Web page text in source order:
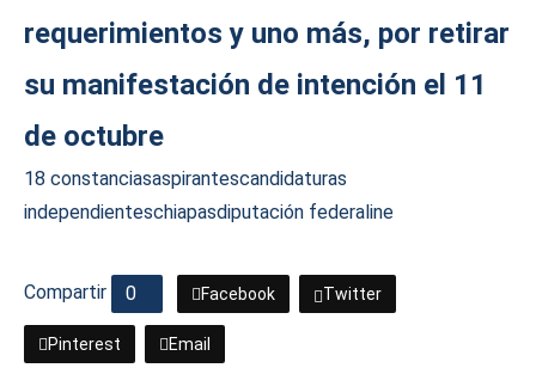
requerimientos y uno más, por retirar
su manifestación de intención el 11
de octubre
18 constanciasaspirantescandidaturas
independienteschiapasdiputación federaline
Compartir 0 Facebook Twitter
Pinterest Email